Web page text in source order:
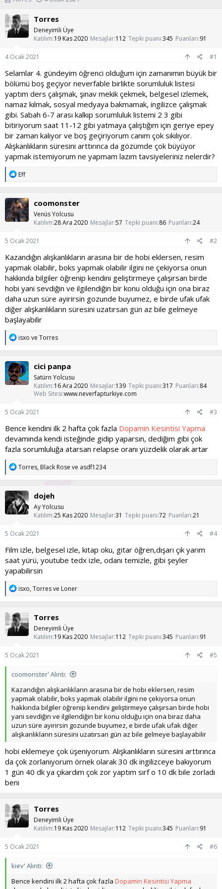
n
u
y
a
ş
l
a
t
a
n
ş
a
n
ç
t
a
r
i
h
i
Torres
Deneyimli Üye
Katılım 19 Kas 2020 Mesajlar 112 Tepki puanı 345 Puanları 91
4 Ocak 2021 #1
Selamlar 4. gündeyim öğrenci olduğum için zamanımın büyük bir
bölümü boş geçiyor neverfable birlikte sorumluluk listesi
yaptım ders çalışmak, şınav mekik çekmek, belgesel izlemek,
namaz kılmak, sosyal medyaya bakmamak, ingilizce çalışmak
gibi. Sabah 6-7 arası kalkıp sorumluluk listemi 2 3 gibi
bitiriyorum saat 11-12 gibi yatmaya çalıştığım için geriye epey
bir zaman kalıyor ve boş geçiriyorum canım çok sıkılıyor.
Alışkanlıkların süresini arttırınca da gözümde çok büyüyor
yapmak istemiyorum ne yapmam lazım tavsiyeleriniz nelerdir?
T
p
k
i
l
e
Eff
coomonster
Venüs Yolcusu
Katılım 28 Ara 2020 Mesajlar57 Tepki puanı 86 Puanları 24
5 Ocak 2021 #2
Kazandığın alışkanlıkların arasına bir de hobi eklersen, resim
yapmak olabilir, boks yapmak olabilir ilgini ne çekiyorsa onun
hakkında bilgiler öğrenip kendini geliştirmeye çalışırsan birde
hobi yani sevdiğin ve ilgilendiğin bir konu olduğu için ona biraz
daha uzun süre ayirirsin gozunde buyumez, e birde ufak ufak
diğer alışkanlıkların süresini uzatırsan gün az bile gelmeye
başlayabilir
T
p
k
i
l
e
isxo ve Torres
cici panpa
Satürn Yolcusu
Katılım 16 Ara 2020 Mesajlar 139 Tepki puanı 317 Puanları 84
Web Sitesi www.neverfapturkiye.com
5 Ocak 2021 #3
Bence kendini ilk 2 hafta çok fazla Dopamin Kesintisi Yapma
devamında kendi isteğinde gidip yaparsın, dediğim gibi çok
fazla sorumluluğa atarsan relapse oranı yüzdelik olarak artar
T
p
k
i
l
e
Torres,Black Rose ve asdf1234
dojeh
Ay Yolcusu
Katılım 25 Kas 2020 Mesajlar31 Tepki puanı 72 Puanları 21
5 Ocak 2021 #4
Film izle, belgesel izle, kitap oku, gitar öğren,dışarı çık yarım
saat yürü, youtube tedx izle, odanı temizle, gibi şeyler
yapabilirsin
T
p
k
i
l
e
isxo,Torresve Loner
Torres
Deneyimli Üye
Katılım 19 Kas 2020 Mesajlar 112 Tepki puanı 345 Puanları 91
5 Ocak 2021 #5
coomonster' Alıntı:
Kazandığın alışkanlıkların arasına bir de hobi eklersen, resim
yapmak olabilir, boks yapmak olabilir ilgini ne çekiyorsa onun
hakkında bilgiler öğrenip kendini geliştirmeye çalışırsan birde hobi
yani sevdiğin ve ilgilendiğin bir konu olduğu için ona biraz daha
uzun süre ayirirsin gozunde buyumez, e birde ufak ufak diğer
alışkanlıkların süresini uzatırsan gün az bile gelmeye başlayabilir
hobi eklemeye çok üşeniyorum. Alışkanlıkların süresini arttırınca
da çok zorlanıyorum örnek olarak 30 dk ingilizceye bakıyorum
1 gün 40 dk ya çıkardım çok zor yaptım sırf o 10 dk bile zorladı
beni
Torres
Deneyimli Üye
Katılım 19 Kas 2020 Mesajlar 112 Tepki puanı 345 Puanları 91
5 Ocak 2021 #6
kiev' Alıntı:
Bence kendini ilk 2 hafta çok fazla Dopamin Kesintisi Yapma